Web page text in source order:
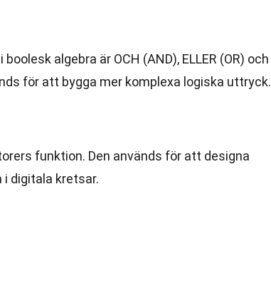
algebra är OCH (AND), ELLER (OR) och
för att bygga mer komplexa logiska uttryck.
funktion. Den används för att designa
i digitala kretsar.